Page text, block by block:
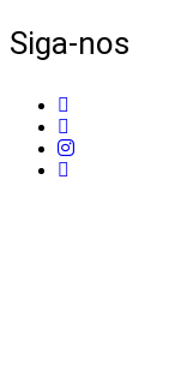
Siga-nos